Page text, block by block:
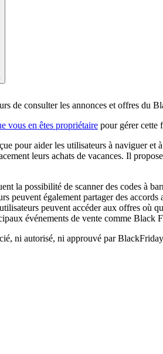
de consulter les annonces et offres du
vous en êtes propriétaire pour gérer cette
pour aider les utilisateurs à naviguer
leurs achats de vacances. Il
la possibilité de scanner des codes à
peuvent également partager des
peuvent accéder aux offres
événements de vente comme Black
ni autorisé, ni approuvé par